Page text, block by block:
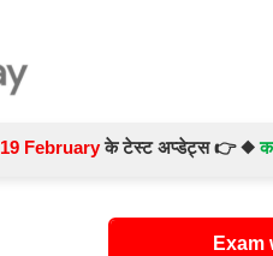
के टेस्ट अप्डेट्स 👉 ◆करंट
Exam